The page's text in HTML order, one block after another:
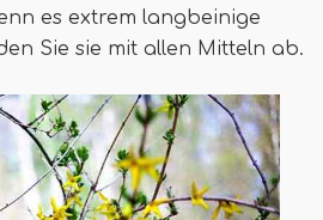
es extrem langbeinige
Sie sie mit allen Mitteln ab.